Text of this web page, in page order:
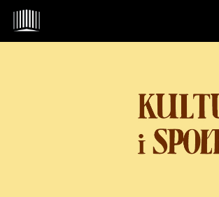
Przejdź do głównego menu
Przejdź do sekcji głównej
Przejdź do stopki
Admin menu